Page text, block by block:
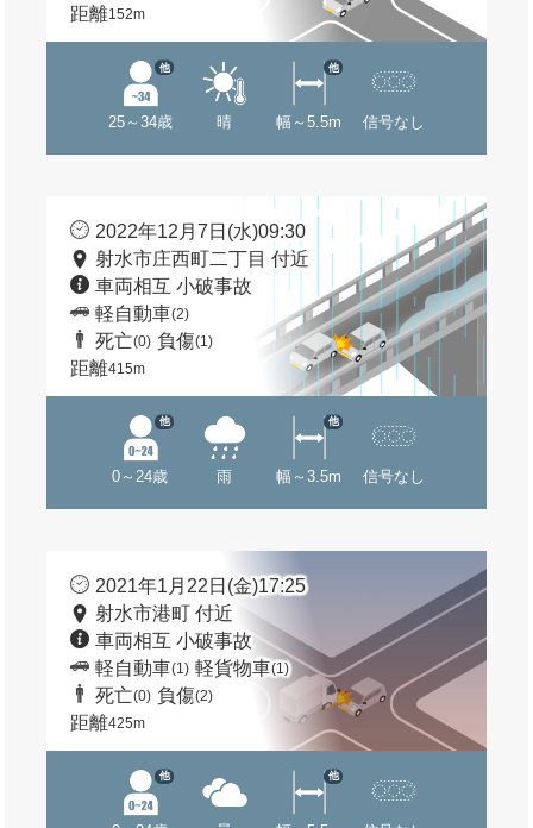
距離152m
25～34歳
他
晴 幅～5.5m
他
信号なし
2022年12月7日(水)09:30
射水市庄西町二丁目 付近
車両相互 小破事故
軽自動車(2)
死亡(0) 負傷(1)
距離415m
0～24歳
他
雨 幅～3.5m
他
信号なし
2021年1月22日(金)17:25
射水市港町 付近
車両相互 小破事故
軽自動車(1) 軽貨物車(1)
死亡(0) 負傷(2)
距離425m
他 他